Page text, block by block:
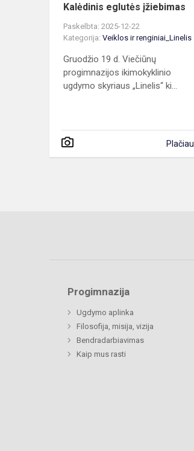
Kalėdinis eglutės įžiebimas
Paskelbta: 2025-12-22
Kategorija: Veiklos ir renginiai_Linelis
Gruodžio 19 d. Viečiūnų
progimnazijos ikimokyklinio
ugdymo skyriaus „Linelis“ ki...
Plačiau
Progimnazija
Ugdymo aplinka
Filosofija, misija, vizija
Bendradarbiavimas
Kaip mus rasti